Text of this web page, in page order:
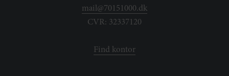
mail@70151000.dk
CVR: 32337120
Find kontor